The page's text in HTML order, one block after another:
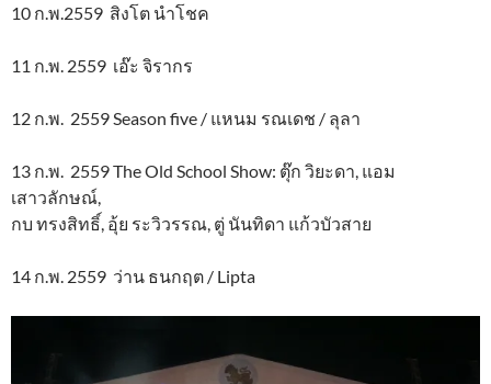
10 ก.พ.2559 สิงโต นำโชค
11 ก.พ. 2559 เอ๊ะ จิรากร
12 ก.พ. 2559 Season five / แหนม รณเดช / ลุลา
13 ก.พ. 2559 The Old School Show: ตุ๊ก วิยะดา, แอม
เสาวลักษณ์,
กบ ทรงสิทธิ์, อุ้ย ระวิวรรณ, ตู่ นันทิดา แก้วบัวสาย
14 ก.พ. 2559 ว่าน ธนกฤต / Lipta